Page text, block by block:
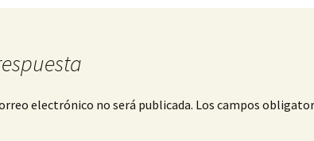
electrónico no será publicada. Los campos